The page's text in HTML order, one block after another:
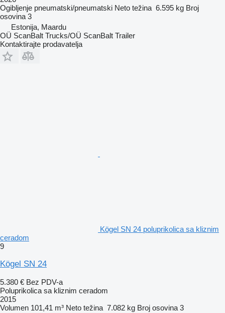
Ogibljenje pneumatski/pneumatski Neto težina 6.595 kg Broj
osovina 3
Estonija, Maardu
OÜ ScanBalt Trucks/OÜ ScanBalt Trailer
Kontaktirajte prodavatelja
Kögel SN 24 poluprikolica sa kliznim
ceradom
9
Kögel SN 24
5.380 € Bez PDV-a
Poluprikolica sa kliznim ceradom
2015
Volumen 101,41 m³ Neto težina 7.082 kg Broj osovina 3